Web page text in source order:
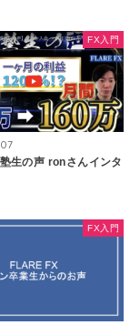
FX入門
生の声 ronさんインタ
FX入門